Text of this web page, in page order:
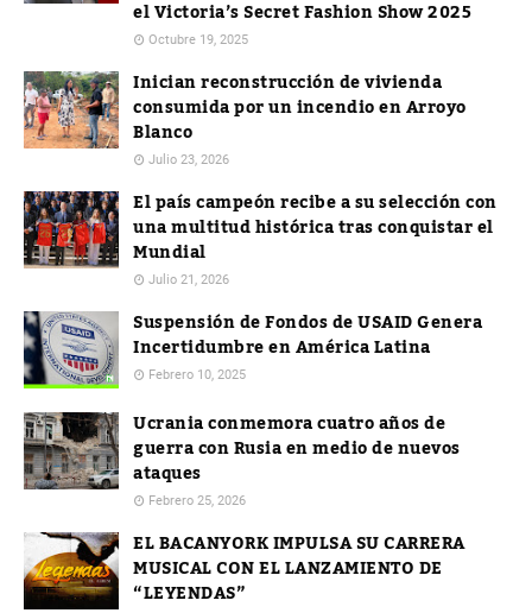
el Victoria’s Secret Fashion Show 2025
Octubre 19, 2025
Inician reconstrucción de vivienda
consumida por un incendio en Arroyo
Blanco
Julio 23, 2026
El país campeón recibe a su selección con
una multitud histórica tras conquistar el
Mundial
Julio 21, 2026
Suspensión de Fondos de USAID Genera
Incertidumbre en América Latina
Febrero 10, 2025
Ucrania conmemora cuatro años de
guerra con Rusia en medio de nuevos
ataques
Febrero 25, 2026
EL BACANYORK IMPULSA SU CARRERA
MUSICAL CON EL LANZAMIENTO DE
“LEYENDAS”